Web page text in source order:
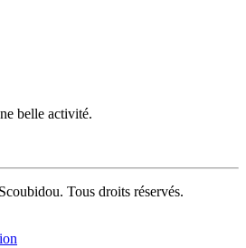
belle activité.
Tous droits réservés.